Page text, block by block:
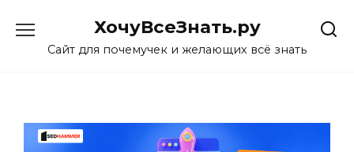
content
ХочуВсеЗнать.ру
Сайт для почемучек и желающих всё знать